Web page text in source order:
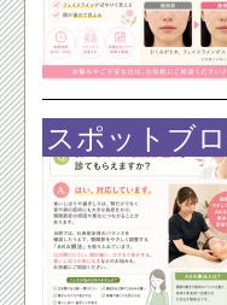
スポットブ